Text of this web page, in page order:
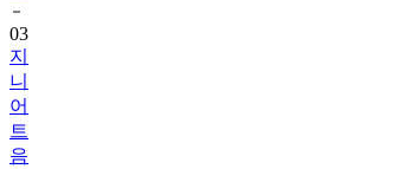
03
지
니
어
트
음